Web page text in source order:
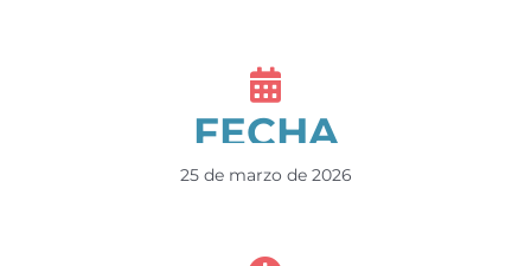
FECHA
25 de marzo de 2026